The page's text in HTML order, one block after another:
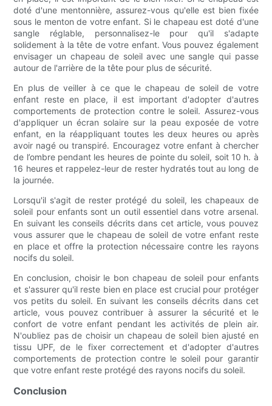
doté d'une mentonnière, assurez-vous qu'elle est bien fixée
sous le menton de votre enfant. Si le chapeau est doté d'une
sangle réglable, personnalisez-le pour qu'il s'adapte
solidement à la tête de votre enfant. Vous pouvez également
envisager un chapeau de soleil avec une sangle qui passe
autour de l'arrière de la tête pour plus de sécurité.
En plus de veiller à ce que le chapeau de soleil de votre
enfant reste en place, il est important d'adopter d'autres
comportements de protection contre le soleil. Assurez-vous
d'appliquer un écran solaire sur la peau exposée de votre
enfant, en la réappliquant toutes les deux heures ou après
avoir nagé ou transpiré. Encouragez votre enfant à chercher
de l’ombre pendant les heures de pointe du soleil, soit 10 h. à
16 heures et rappelez-leur de rester hydratés tout au long de
la journée.
Lorsqu'il s'agit de rester protégé du soleil, les chapeaux de
soleil pour enfants sont un outil essentiel dans votre arsenal.
En suivant les conseils décrits dans cet article, vous pouvez
vous assurer que le chapeau de soleil de votre enfant reste
en place et offre la protection nécessaire contre les rayons
nocifs du soleil.
En conclusion, choisir le bon chapeau de soleil pour enfants
et s'assurer qu'il reste bien en place est crucial pour protéger
vos petits du soleil. En suivant les conseils décrits dans cet
article, vous pouvez contribuer à assurer la sécurité et le
confort de votre enfant pendant les activités de plein air.
N'oubliez pas de choisir un chapeau de soleil bien ajusté en
tissu UPF, de le fixer correctement et d'adopter d'autres
comportements de protection contre le soleil pour garantir
que votre enfant reste protégé des rayons nocifs du soleil.
Conclusion